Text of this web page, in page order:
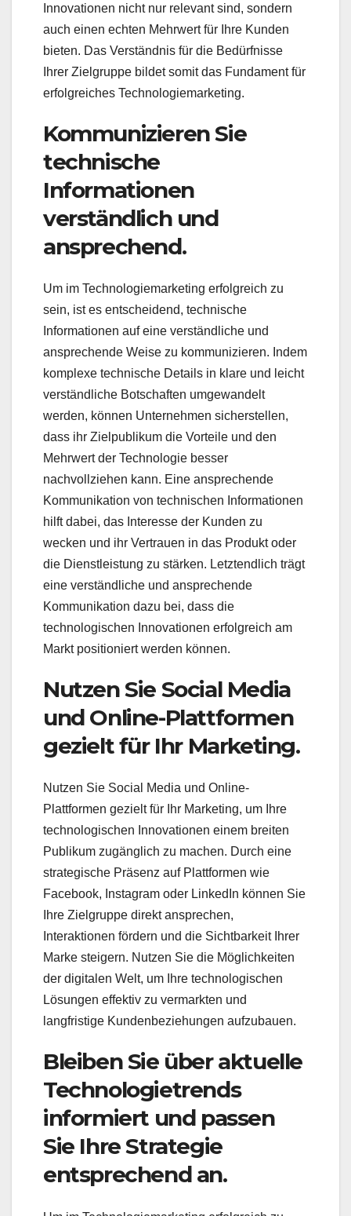
Innovationen nicht nur relevant sind, sondern
auch einen echten Mehrwert für Ihre Kunden
bieten. Das Verständnis für die Bedürfnisse
Ihrer Zielgruppe bildet somit das Fundament für
erfolgreiches Technologiemarketing.
Kommunizieren Sie
technische
Informationen
verständlich und
ansprechend.
Um im Technologiemarketing erfolgreich zu
sein, ist es entscheidend, technische
Informationen auf eine verständliche und
ansprechende Weise zu kommunizieren. Indem
komplexe technische Details in klare und leicht
verständliche Botschaften umgewandelt
werden, können Unternehmen sicherstellen,
dass ihr Zielpublikum die Vorteile und den
Mehrwert der Technologie besser
nachvollziehen kann. Eine ansprechende
Kommunikation von technischen Informationen
hilft dabei, das Interesse der Kunden zu
wecken und ihr Vertrauen in das Produkt oder
die Dienstleistung zu stärken. Letztendlich trägt
eine verständliche und ansprechende
Kommunikation dazu bei, dass die
technologischen Innovationen erfolgreich am
Markt positioniert werden können.
Nutzen Sie Social Media
und Online-Plattformen
gezielt für Ihr Marketing.
Nutzen Sie Social Media und Online-
Plattformen gezielt für Ihr Marketing, um Ihre
technologischen Innovationen einem breiten
Publikum zugänglich zu machen. Durch eine
strategische Präsenz auf Plattformen wie
Facebook, Instagram oder LinkedIn können Sie
Ihre Zielgruppe direkt ansprechen,
Interaktionen fördern und die Sichtbarkeit Ihrer
Marke steigern. Nutzen Sie die Möglichkeiten
der digitalen Welt, um Ihre technologischen
Lösungen effektiv zu vermarkten und
langfristige Kundenbeziehungen aufzubauen.
Bleiben Sie über aktuelle
Technologietrends
informiert und passen
Sie Ihre Strategie
entsprechend an.